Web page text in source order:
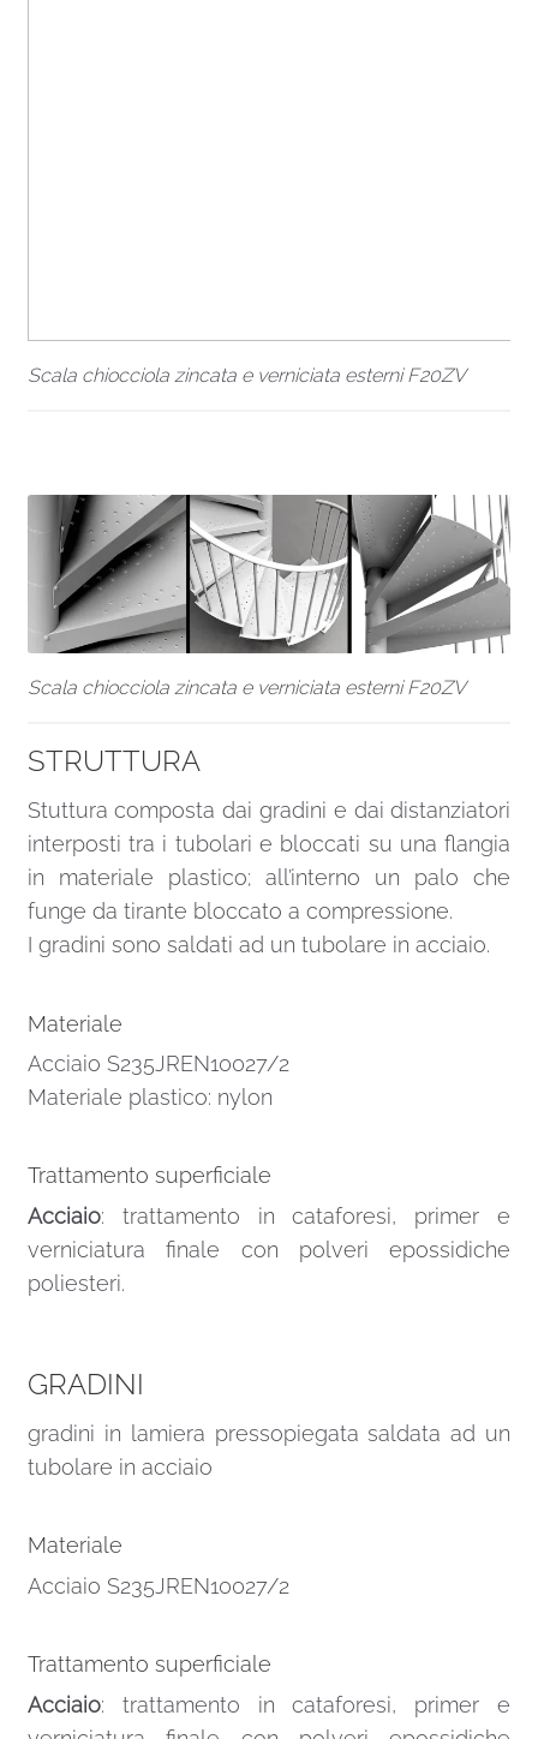
Scala chiocciola zincata e verniciata esterni F20ZV
Scala chiocciola zincata e verniciata esterni F20ZV
STRUTTURA
Stuttura composta dai gradini e dai distanziatori
interposti tra i tubolari e bloccati su una flangia
in materiale plastico; all’interno un palo che
funge da tirante bloccato a compressione.
I gradini sono saldati ad un tubolare in acciaio.
Materiale
Acciaio S235JREN10027/2
Materiale plastico: nylon
Trattamento superficiale
Acciaio: trattamento in cataforesi, primer e
verniciatura finale con polveri epossidiche
poliesteri.
GRADINI
gradini in lamiera pressopiegata saldata ad un
tubolare in acciaio
Materiale
Acciaio S235JREN10027/2
Trattamento superficiale
Acciaio: trattamento in cataforesi, primer e